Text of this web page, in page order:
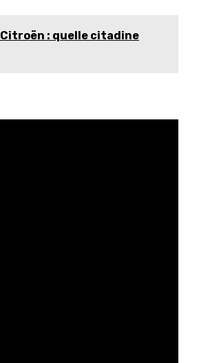
Citroën : quelle citadine